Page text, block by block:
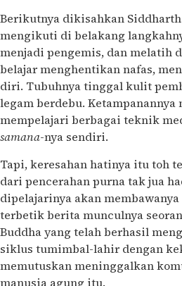
Berikutnya dikisahkan
mengikuti di belakang
menjadi pengemis, dan melatih
belajar menghentikan nafas,
diri. Tubuhnya tinggal kulit
legam berdebu.
mempelajari berbagai teknik
samana-nya sendiri.
Tapi, keresahan hatinya itu toh
dari pencerahan purna tak jua
dipelajarinya akan
terbetik berita munculnya
Buddha yang telah berhasil
siklus tumimbal-lahir dengan
memutuskan meninggalkan
manusia agung itu.